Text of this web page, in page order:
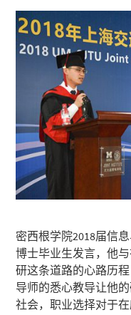
密西根学院2018届信
博士毕业生发言，他
研这条道路的心路历
导师的悉心教导让他
社会，职业选择对于